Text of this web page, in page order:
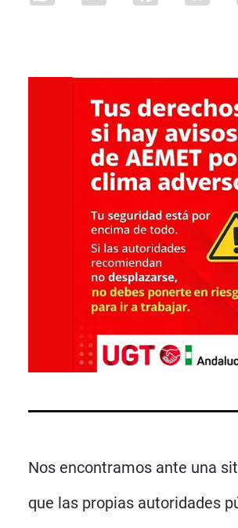
Nos encontramos ante una
que las propias autoridades